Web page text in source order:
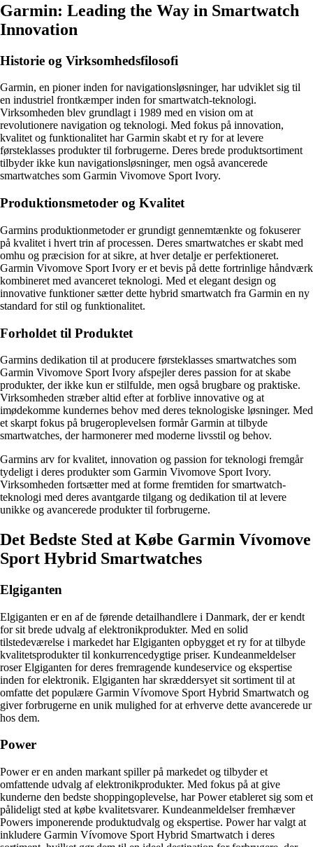
Garmin: Leading the Way in Smartwatch
Innovation
Historie og Virksomhedsfilosofi
Garmin, en pioner inden for navigationsløsninger, har udviklet sig til
en industriel frontkæmper inden for smartwatch-teknologi.
Virksomheden blev grundlagt i 1989 med en vision om at
revolutionere navigation og teknologi. Med fokus på innovation,
kvalitet og funktionalitet har Garmin skabt et ry for at levere
førsteklasses produkter til forbrugerne. Deres brede produktsortiment
tilbyder ikke kun navigationsløsninger, men også avancerede
smartwatches som Garmin Vivomove Sport Ivory.
Produktionsmetoder og Kvalitet
Garmins produktionmetoder er grundigt gennemtænkte og fokuserer
på kvalitet i hvert trin af processen. Deres smartwatches er skabt med
omhu og præcision for at sikre, at hver detalje er perfektioneret.
Garmin Vivomove Sport Ivory er et bevis på dette fortrinlige håndværk
kombineret med avanceret teknologi. Med et elegant design og
innovative funktioner sætter dette hybrid smartwatch fra Garmin en ny
standard for stil og funktionalitet.
Forholdet til Produktet
Garmins dedikation til at producere førsteklasses smartwatches som
Garmin Vivomove Sport Ivory afspejler deres passion for at skabe
produkter, der ikke kun er stilfulde, men også brugbare og praktiske.
Virksomheden stræber altid efter at forblive innovative og at
imødekomme kundernes behov med deres teknologiske løsninger. Med
et skarpt fokus på brugeroplevelsen formår Garmin at tilbyde
smartwatches, der harmonerer med moderne livsstil og behov.
Garmins arv for kvalitet, innovation og passion for teknologi fremgår
tydeligt i deres produkter som Garmin Vivomove Sport Ivory.
Virksomheden fortsætter med at forme fremtiden for smartwatch-
teknologi med deres avantgarde tilgang og dedikation til at levere
unikke og avancerede produkter til forbrugerne.
Det Bedste Sted at Købe Garmin Vívomove
Sport Hybrid Smartwatches
Elgiganten
Elgiganten er en af de førende detailhandlere i Danmark, der er kendt
for sit brede udvalg af elektronikprodukter. Med en solid
tilstedeværelse i markedet har Elgiganten opbygget et ry for at tilbyde
kvalitetsprodukter til konkurrencedygtige priser. Kundeanmeldelser
roser Elgiganten for deres fremragende kundeservice og ekspertise
inden for elektronik. Elgiganten har skræddersyet sit sortiment til at
omfatte det populære Garmin Vívomove Sport Hybrid Smartwatch og
giver forbrugerne en unik mulighed for at erhverve dette avancerede ur
hos dem.
Power
Power er en anden markant spiller på markedet og tilbyder et
omfattende udvalg af elektronikprodukter. Med fokus på at give
kunderne den bedste shoppingoplevelse, har Power etableret sig som et
pålideligt sted at købe kvalitetsvarer. Kundeanmeldelser fremhæver
Powers imponerende produktudvalg og ekspertise. Power har valgt at
inkludere Garmin Vívomove Sport Hybrid Smartwatch i deres